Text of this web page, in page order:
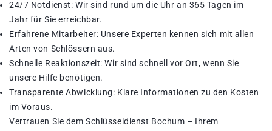
24/7 Notdienst: Wir sind rund um die Uhr an 365 Tagen im
Jahr für Sie erreichbar.
Erfahrene Mitarbeiter: Unsere Experten kennen sich mit allen
Arten von Schlössern aus.
Schnelle Reaktionszeit: Wir sind schnell vor Ort, wenn Sie
unsere Hilfe benötigen.
Transparente Abwicklung: Klare Informationen zu den Kosten
im Voraus.
Vertrauen Sie dem Schlüsseldienst Bochum – Ihrem